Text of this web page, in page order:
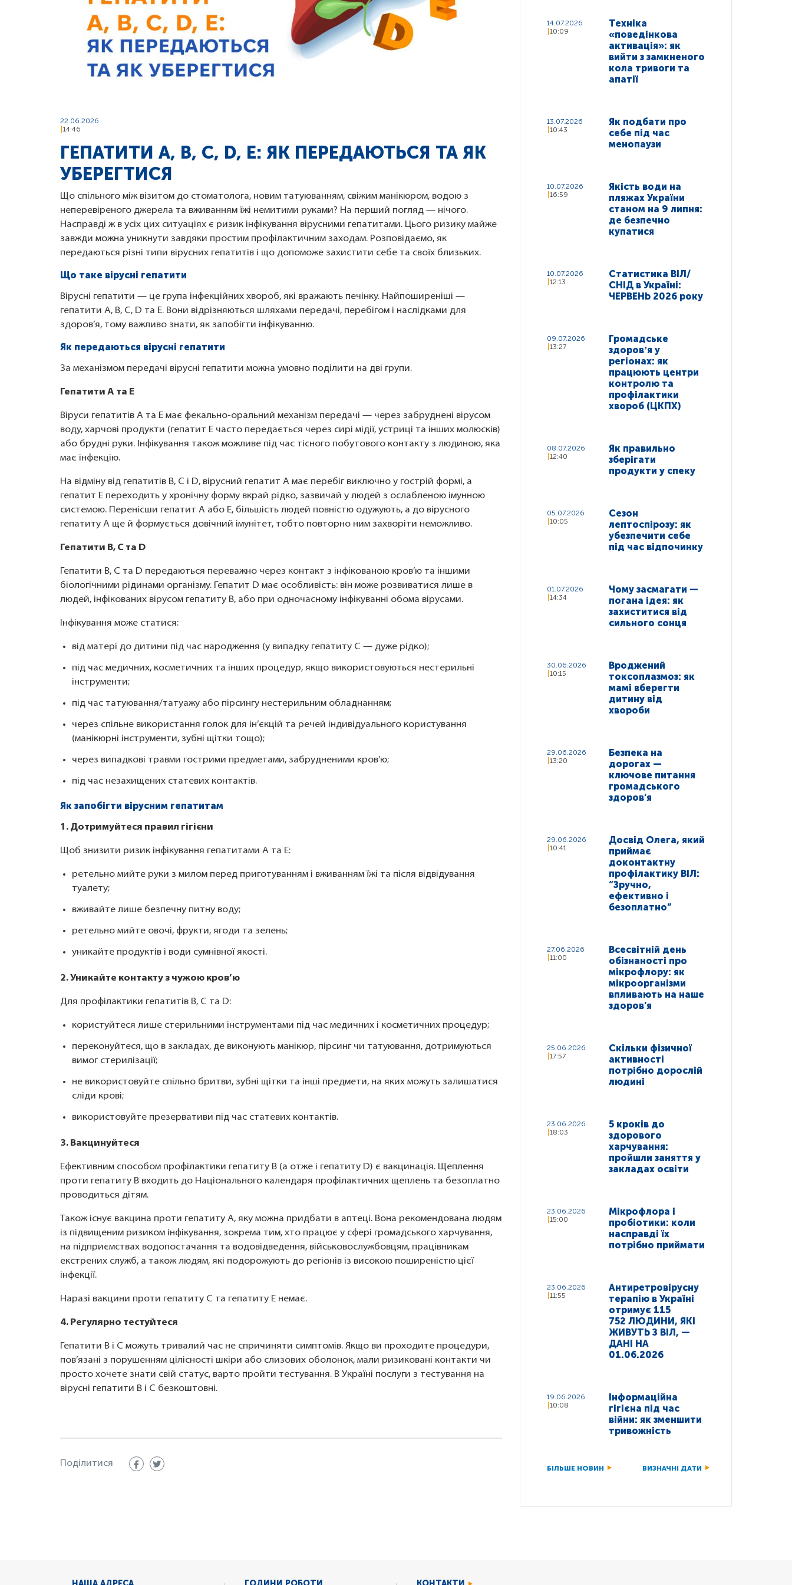
22.06.2026
14:46
ГЕПАТИТИ A, B, C, D, E: ЯК ПЕРЕДАЮТЬСЯ ТА ЯК
УБЕРЕГТИСЯ
Що спільного між візитом до стоматолога, новим татуюванням, свіжим манікюром, водою з
неперевіреного джерела та вживанням їжі немитими руками? На перший погляд — нічого.
Насправді ж в усіх цих ситуаціях є ризик інфікування вірусними гепатитами. Цього ризику майже
завжди можна уникнути завдяки простим профілактичним заходам. Розповідаємо, як
передаються різні типи вірусних гепатитів і що допоможе захистити себе та своїх близьких.
Що таке вірусні гепатити
Вірусні гепатити — це група інфекційних хвороб, які вражають печінку. Найпоширеніші —
гепатити A, B, C, D та E. Вони відрізняються шляхами передачі, перебігом і наслідками для
здоров’я, тому важливо знати, як запобігти інфікуванню.
Як передаються вірусні гепатити
За механізмом передачі вірусні гепатити можна умовно поділити на дві групи.
Гепатити A та E
Віруси гепатитів A та E має фекально-оральний механізм передачі — через забруднені вірусом
воду, харчові продукти (гепатит E часто передається через сирі мідії, устриці та інших молюсків)
або брудні руки. Інфікування також можливе під час тісного побутового контакту з людиною, яка
має інфекцію.
На відміну від гепатитів B, C і D, вірусний гепатит А має перебіг виключно у гострій формі, а
гепатит E переходить у хронічну форму вкрай рідко, зазвичай у людей з ослабленою імунною
системою. Перенісши гепатит A або E, більшість людей повністю одужують, а до вірусного
гепатиту A ще й формується довічний імунітет, тобто повторно ним захворіти неможливо.
Гепатити B, C та D
Гепатити B, C та D передаються переважно через контакт з інфікованою кров’ю та іншими
біологічними рідинами організму. Гепатит D має особливість: він може розвиватися лише в
людей, інфікованих вірусом гепатиту B, або при одночасному інфікуванні обома вірусами.
Інфікування може статися:
від матері до дитини під час народження (у випадку гепатиту C — дуже рідко);
під час медичних, косметичних та інших процедур, якщо використовуються нестерильні
інструменти;
під час татуювання/татуажу або пірсингу нестерильним обладнанням;
через спільне використання голок для ін’єкцій та речей індивідуального користування
(манікюрні інструменти, зубні щітки тощо);
через випадкові травми гострими предметами, забрудненими кров’ю;
під час незахищених статевих контактів.
Як запобігти вірусним гепатитам
1. Дотримуйтеся правил гігієни
Щоб знизити ризик інфікування гепатитами A та E:
ретельно мийте руки з милом перед приготуванням і вживанням їжі та після відвідування
туалету;
вживайте лише безпечну питну воду;
ретельно мийте овочі, фрукти, ягоди та зелень;
уникайте продуктів і води сумнівної якості.
2. Уникайте контакту з чужою кров’ю
Для профілактики гепатитів B, C та D:
користуйтеся лише стерильними інструментами під час медичних і косметичних процедур;
переконуйтеся, що в закладах, де виконують манікюр, пірсинг чи татуювання, дотримуються
вимог стерилізації;
не використовуйте спільно бритви, зубні щітки та інші предмети, на яких можуть залишатися
сліди крові;
використовуйте презервативи під час статевих контактів.
3. Вакцинуйтеся
Ефективним способом профілактики гепатиту B (а отже і гепатиту D) є вакцинація. Щеплення
проти гепатиту B входить до Національного календаря профілактичних щеплень та безоплатно
проводиться дітям.
Також існує вакцина проти гепатиту A, яку можна придбати в аптеці. Вона рекомендована людям
із підвищеним ризиком інфікування, зокрема тим, хто працює у сфері громадського харчування,
на підприємствах водопостачання та водовідведення, військовослужбовцям, працівникам
екстрених служб, а також людям, які подорожують до регіонів із високою поширеністю цієї
інфекції.
Наразі вакцини проти гепатиту C та гепатиту E немає.
4. Регулярно тестуйтеся
Гепатити B і C можуть тривалий час не спричиняти симптомів. Якщо ви проходите процедури,
пов’язані з порушенням цілісності шкіри або слизових оболонок, мали ризиковані контакти чи
просто хочете знати свій статус, варто пройти тестування. В Україні послуги з тестування на
вірусні гепатити B і C безкоштовні.
Поділитися
14.07.2026
10:09
Техніка
«поведінкова
активація»: як
вийти з замкненого
кола тривоги та
апатії
13.07.2026
10:43
Як подбати про
себе під час
менопаузи
10.07.2026
16:59
Якість води на
пляжах України
станом на 9 липня:
де безпечно
купатися
10.07.2026
12:13
Статистика ВІЛ/
СНІД в Україні:
ЧЕРВЕНЬ 2026 року
09.07.2026
13:27
Громадське
здоровʼя у
регіонах: як
працюють центри
контролю та
профілактики
хвороб (ЦКПХ)
08.07.2026
12:40
Як правильно
зберігати
продукти у спеку
05.07.2026
10:05
Сезон
лептоспірозу: як
убезпечити себе
під час відпочинку
01.07.2026
14:34
Чому засмагати —
погана ідея: як
захиститися від
сильного сонця
30.06.2026
10:15
Вроджений
токсоплазмоз: як
мамі вберегти
дитину від
хвороби
29.06.2026
13:20
Безпека на
дорогах —
ключове питання
громадського
здоров’я
29.06.2026
10:41
Досвід Олега, який
приймає
доконтактну
профілактику ВІЛ:
“Зручно,
ефективно і
безоплатно”
27.06.2026
11:00
Всесвітній день
обізнаності про
мікрофлору: як
мікроорганізми
впливають на наше
здоров’я
25.06.2026
17:57
Скільки фізичної
активності
потрібно дорослій
людині
23.06.2026
18:03
5 кроків до
здорового
харчування:
пройшли заняття у
закладах освіти
23.06.2026
15:00
Мікрофлора і
пробіотики: коли
насправді їх
потрібно приймати
23.06.2026
11:55
Антиретровірусну
терапію в Україні
отримує 115
752 ЛЮДИНИ, ЯКІ
ЖИВУТЬ З ВІЛ, —
ДАНІ НА
01.06.2026
19.06.2026
10:08
Інформаційна
гігієна під час
війни: як зменшити
тривожність
БІЛЬШЕ НОВИН ВИЗНАЧНІ ДАТИ